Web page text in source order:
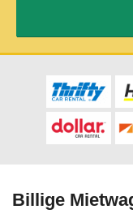
Billige